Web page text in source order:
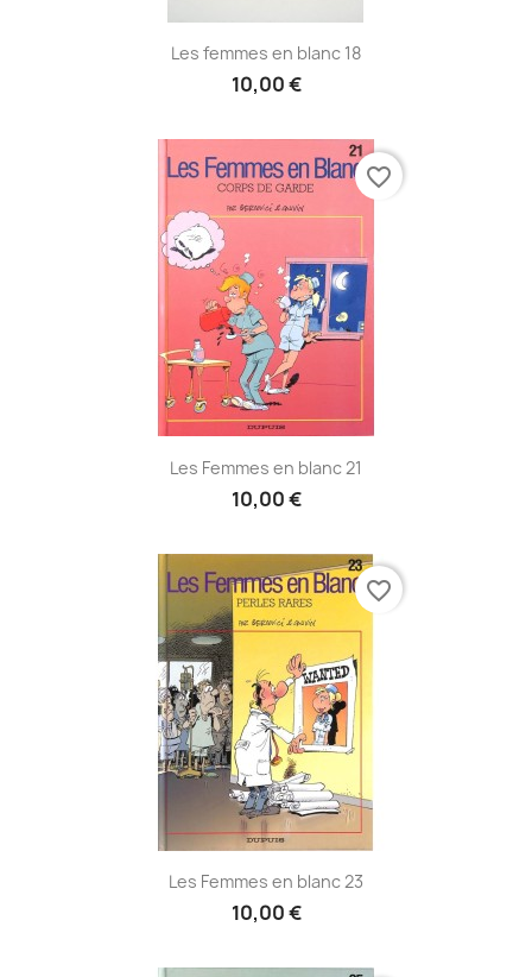
Les femmes en blanc 18
10,00 €
Les Femmes en blanc 21
10,00 €
favorite_border
Les Femmes en blanc 23
10,00 €
favorite_border